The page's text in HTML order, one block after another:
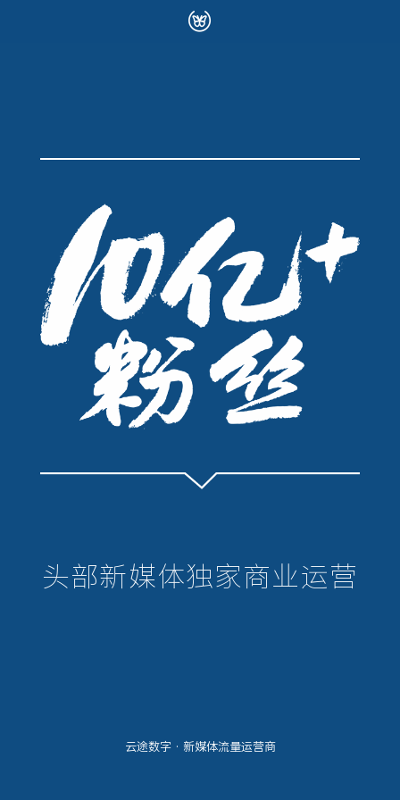
头部新媒体独家商业运营
云途数字 · 新媒体流量运营商